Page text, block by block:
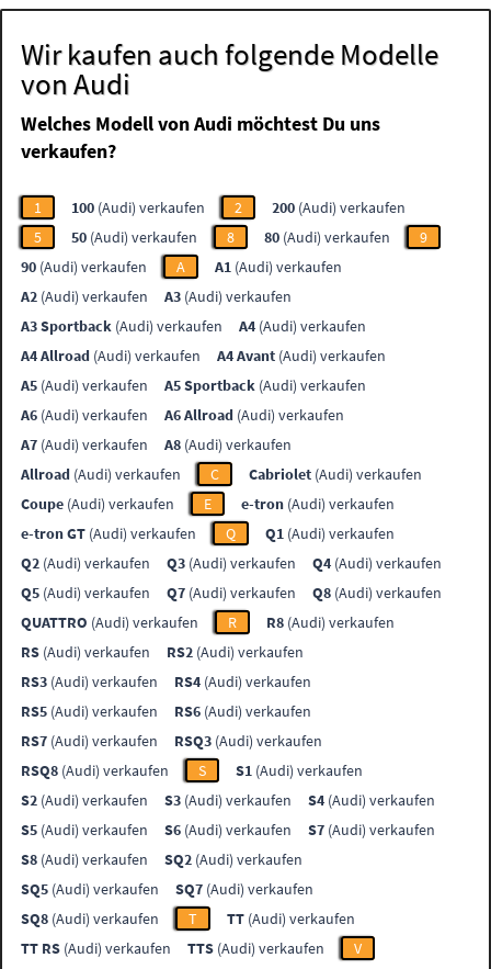
Wir kaufen auch folgende Modelle
von Audi
Welches Modell von Audi möchtest Du uns
verkaufen?
1 100 (Audi) verkaufen 2 200 (Audi) verkaufen
5
50 (Audi) verkaufen 8 80 (Audi) verkaufen
9
90 (Audi) verkaufen A A1 (Audi) verkaufen
A2 (Audi) verkaufen A3 (Audi) verkaufen
A3 Sportback (Audi) verkaufen A4 (Audi) verkaufen
A4 Allroad (Audi) verkaufen A4 Avant (Audi) verkaufen
A5 (Audi) verkaufen A5 Sportback (Audi) verkaufen
A6 (Audi) verkaufen A6 Allroad (Audi) verkaufen
A7 (Audi) verkaufen A8 (Audi) verkaufen
Allroad (Audi) verkaufen C Cabriolet (Audi) verkaufen
Coupe (Audi) verkaufen E e-tron (Audi) verkaufen
e-tron GT (Audi) verkaufen Q Q1 (Audi) verkaufen
Q2 (Audi) verkaufen Q3 (Audi) verkaufen Q4 (Audi) verkaufen
Q5 (Audi) verkaufen Q7 (Audi) verkaufen Q8 (Audi) verkaufen
QUATTRO (Audi) verkaufen R R8 (Audi) verkaufen
RS (Audi) verkaufen RS2 (Audi) verkaufen
RS3 (Audi) verkaufen RS4 (Audi) verkaufen
RS5 (Audi) verkaufen RS6 (Audi) verkaufen
RS7 (Audi) verkaufen RSQ3 (Audi) verkaufen
RSQ8 (Audi) verkaufen S S1 (Audi) verkaufen
S2 (Audi) verkaufen S3 (Audi) verkaufen S4 (Audi) verkaufen
S5 (Audi) verkaufen S6 (Audi) verkaufen S7 (Audi) verkaufen
S8 (Audi) verkaufen SQ2 (Audi) verkaufen
SQ5 (Audi) verkaufen SQ7 (Audi) verkaufen
SQ8 (Audi) verkaufen T TT (Audi) verkaufen
TT RS (Audi) verkaufen TTS (Audi) verkaufen
V